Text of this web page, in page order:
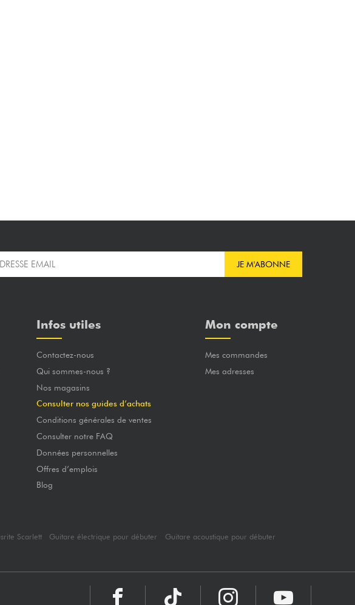
JE M'ABONNE
Infos utiles
Contactez-nous
Qui sommes-nous ?
Nos magasins
Consulter nos guides d’achats
Conditions générales de ventes
Consulter notre FAQ
Données personnelles
Offres d’emplois
Blog
Mon compte
Mes commandes
Mes adresses
Scarlett Guitare électrique pour débuter
Guitare acoustique pour débuter